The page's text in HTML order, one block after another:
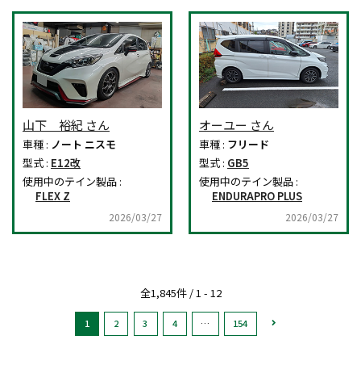
山下 裕紀 さん
車種 : ノート ニスモ
型式 : E12改
使用中のテイン製品 :
FLEX Z
2026/03/27
オーユー さん
車種 : フリード
型式 : GB5
使用中のテイン製品 :
ENDURAPRO PLUS
2026/03/27
全1,845件 / 1 - 12
1 2 3 4 … 154